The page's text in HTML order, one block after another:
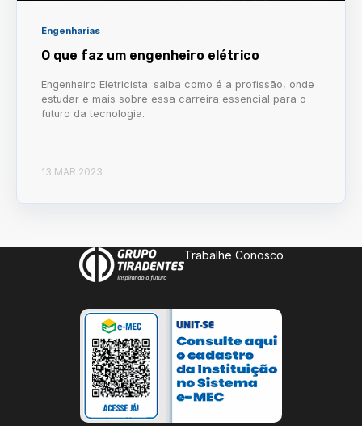
Engenharias
O que faz um engenheiro elétrico
Engenheiro Eletricista: saiba como é a profissão, onde
estudar e mais sobre essa carreira essencial para o
futuro da tecnologia.
13 MAR 2023
Trabalhe Conosco